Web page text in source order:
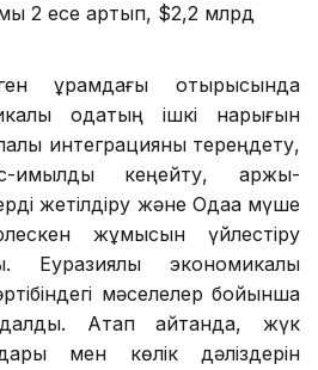
2 есе артып, $2,2 млрд
құрамдағы отырысында
одақтың ішкі нарығын
интеграцияны тереңдету,
қимылды кеңейту, қаржы-
жетілдіру және Одаққа мүше
жұмысын үйлестіру
Еуразиялық экономикалық
мәселелер бойынша
Атап айтқанда, жүк
мен көлік дәліздерін